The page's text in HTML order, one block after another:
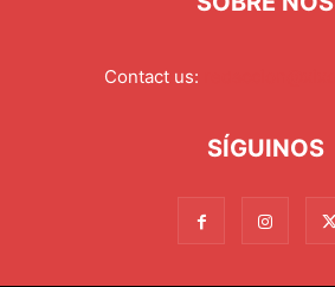
Contact us:
SÍGUINOS